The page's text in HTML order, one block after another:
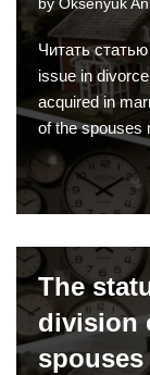
by Oksenyuk
Читать
issue in
acquired in
of the
The
division
spouses